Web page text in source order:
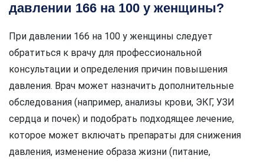
давлении 166 на 100 у женщины?
При давлении 166 на 100 у женщины следует
обратиться к врачу для профессиональной
консультации и определения причин повышения
давления. Врач может назначить дополнительные
обследования (например, анализы крови, ЭКГ, УЗИ
сердца и почек) и подобрать подходящее лечение,
которое может включать препараты для снижения
давления, изменение образа жизни (питание,